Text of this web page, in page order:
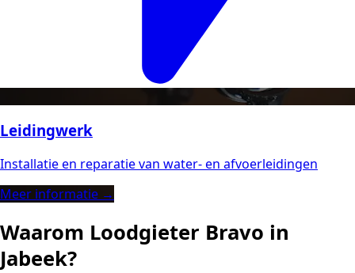
Leidingwerk
Installatie en reparatie van water- en afvoerleidingen
Meer informatie →
Waarom Loodgieter Bravo in
Jabeek?